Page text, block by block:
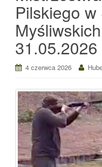
Pilskiego
31.05.2026
4 czerwca 2026